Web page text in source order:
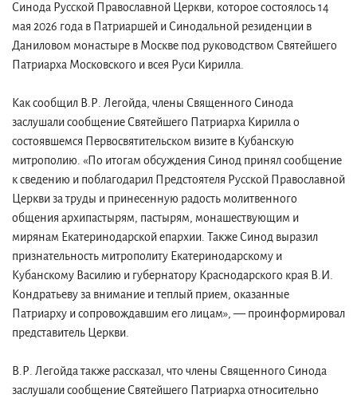
Синода Русской Православной Церкви, которое состоялось 14
мая 2026 года в Патриаршей и Синодальной резиденции в
Даниловом монастыре в Москве под руководством Святейшего
Патриарха Московского и всея Руси Кирилла.
Как сообщил В.Р. Легойда, члены Священного Синода
заслушали сообщение Святейшего Патриарха Кирилла о
состоявшемся Первосвятительском визите в Кубанскую
митрополию. «По итогам обсуждения Синод принял сообщение
к сведению и поблагодарил Предстоятеля Русской Православной
Церкви за труды и принесенную радость молитвенного
общения архипастырям, пастырям, монашествующим и
мирянам Екатеринодарской епархии. Также Синод выразил
признательность митрополиту Екатеринодарскому и
Кубанскому Василию и губернатору Краснодарского края В.И.
Кондратьеву за внимание и теплый прием, оказанные
Патриарху и сопровождавшим его лицам», — проинформировал
представитель Церкви.
В.Р. Легойда также рассказал, что члены Священного Синода
заслушали сообщение Святейшего Патриарха относительно